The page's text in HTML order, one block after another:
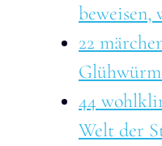
beweisen,
22
44
Welt der